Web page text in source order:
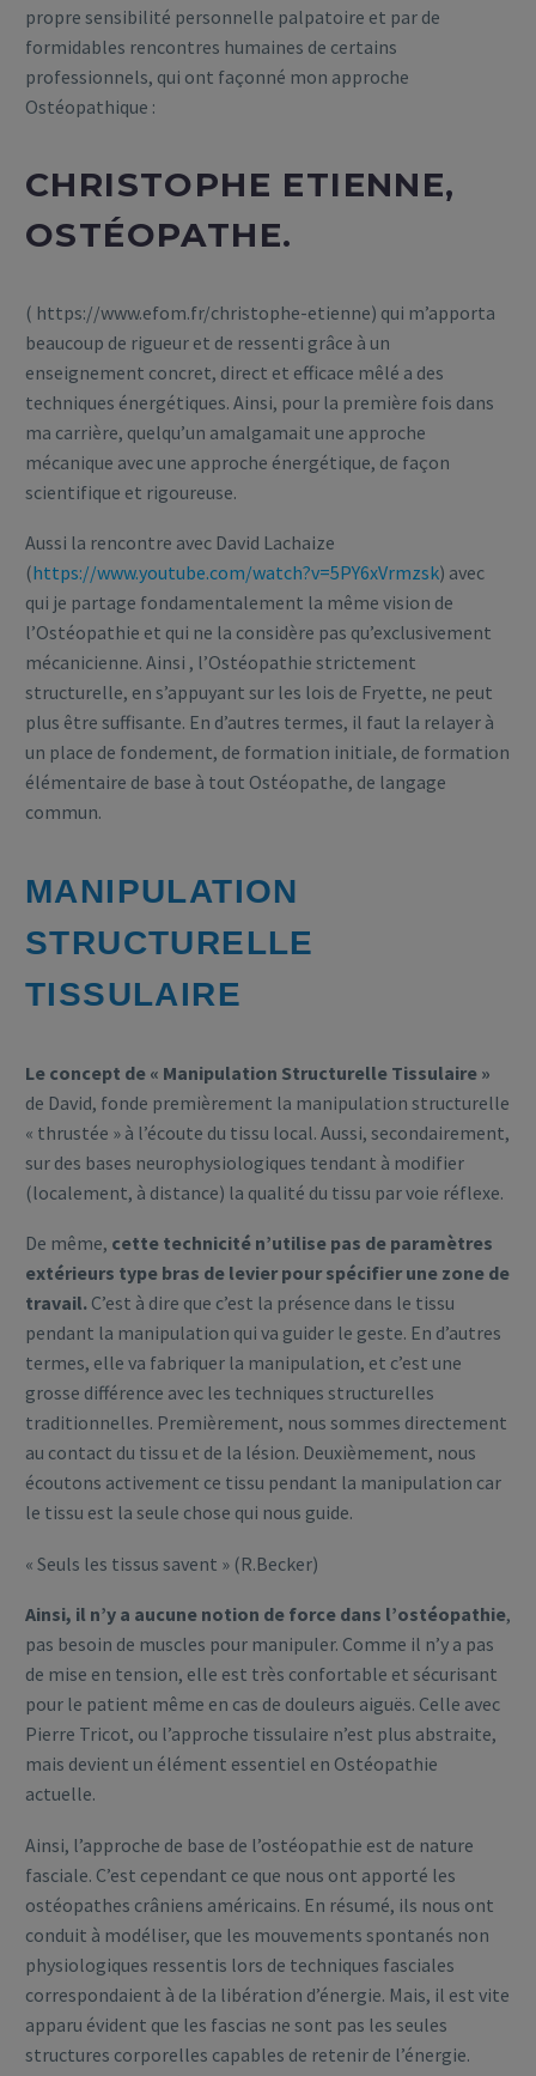
propre sensibilité personnelle palpatoire et par de
formidables rencontres humaines de certains
professionnels, qui ont façonné mon approche
Ostéopathique :
CHRISTOPHE ETIENNE,
OSTÉOPATHE.
( https://www.efom.fr/christophe-etienne) qui m’apporta
beaucoup de rigueur et de ressenti grâce à un
enseignement concret, direct et efficace mêlé a des
techniques énergétiques. Ainsi, pour la première fois dans
ma carrière, quelqu’un amalgamait une approche
mécanique avec une approche énergétique, de façon
scientifique et rigoureuse.
Aussi la rencontre avec David Lachaize
(https://www.youtube.com/watch?v=5PY6xVrmzsk) avec
qui je partage fondamentalement la même vision de
l’Ostéopathie et qui ne la considère pas qu’exclusivement
mécanicienne. Ainsi , l’Ostéopathie strictement
structurelle, en s’appuyant sur les lois de Fryette, ne peut
plus être suffisante. En d’autres termes, il faut la relayer à
un place de fondement, de formation initiale, de formation
élémentaire de base à tout Ostéopathe, de langage
commun.
MANIPULATION
STRUCTURELLE
TISSULAIRE
Le concept de « Manipulation Structurelle Tissulaire »
de David, fonde premièrement la manipulation structurelle
« thrustée » à l’écoute du tissu local. Aussi, secondairement,
sur des bases neurophysiologiques tendant à modifier
(localement, à distance) la qualité du tissu par voie réflexe.
De même, cette technicité n’utilise pas de paramètres
extérieurs type bras de levier pour spécifier une zone de
travail. C’est à dire que c’est la présence dans le tissu
pendant la manipulation qui va guider le geste. En d’autres
termes, elle va fabriquer la manipulation, et c’est une
grosse différence avec les techniques structurelles
traditionnelles. Premièrement, nous sommes directement
au contact du tissu et de la lésion. Deuxièmement, nous
écoutons activement ce tissu pendant la manipulation car
le tissu est la seule chose qui nous guide.
« Seuls les tissus savent » (R.Becker)
Ainsi, il n’y a aucune notion de force dans l’ostéopathie,
pas besoin de muscles pour manipuler. Comme il n’y a pas
de mise en tension, elle est très confortable et sécurisant
pour le patient même en cas de douleurs aiguës. Celle avec
Pierre Tricot, ou l’approche tissulaire n’est plus abstraite,
mais devient un élément essentiel en Ostéopathie
actuelle.
Ainsi, l’approche de base de l’ostéopathie est de nature
fasciale. C’est cependant ce que nous ont apporté les
ostéopathes crâniens américains. En résumé, ils nous ont
conduit à modéliser, que les mouvements spontanés non
physiologiques ressentis lors de techniques fasciales
correspondaient à de la libération d’énergie. Mais, il est vite
apparu évident que les fascias ne sont pas les seules
structures corporelles capables de retenir de l’énergie.